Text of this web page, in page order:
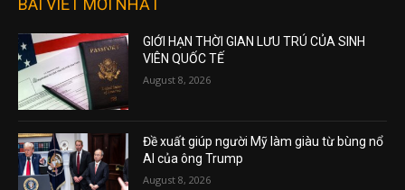
BÀI VIẾT MỚI NHẤT
GIỚI HẠN THỜI GIAN LƯU TRÚ CỦA SINH
VIÊN QUỐC TẾ
August 8, 2026
Đề xuất giúp người Mỹ làm giàu từ bùng nổ
AI của ông Trump
August 8, 2026